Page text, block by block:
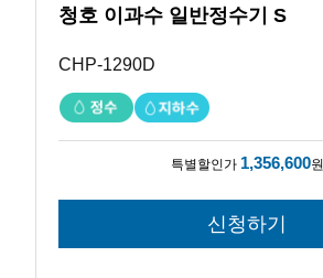
청호 이과수 일반정수기 S
CHP-1290D
특별할인가 1,356,600원